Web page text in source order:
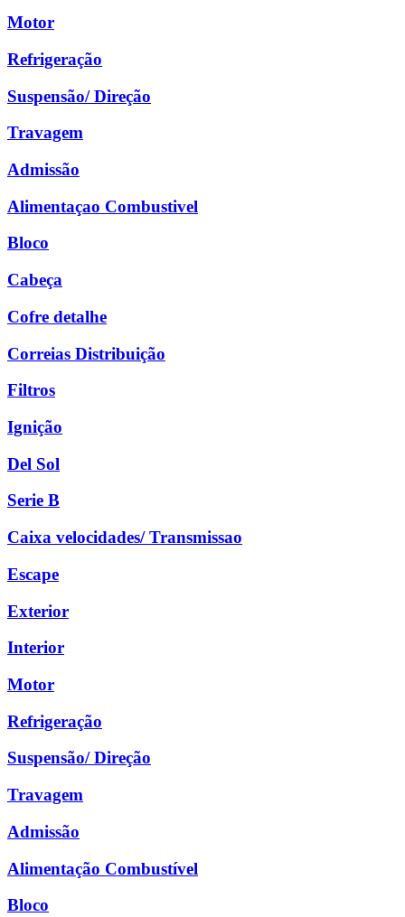
Motor
Refrigeração
Suspensão/ Direção
Travagem
Admissão
Alimentaçao Combustivel
Bloco
Cabeça
Cofre detalhe
Correias Distribuição
Filtros
Ignição
Del Sol
Serie B
Caixa velocidades/ Transmissao
Escape
Exterior
Interior
Motor
Refrigeração
Suspensão/ Direção
Travagem
Admissão
Alimentação Combustível
Bloco